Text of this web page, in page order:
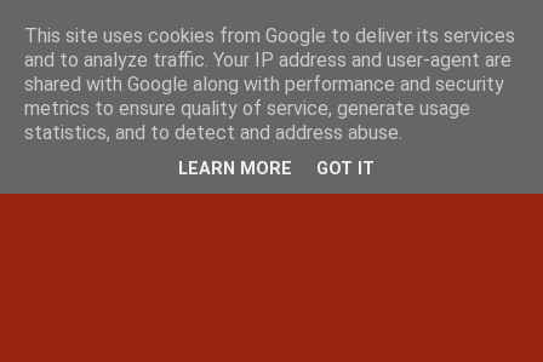
This site uses cookies from Google to deliver its services
and to analyze traffic. Your IP address and user-agent are
shared with Google along with performance and security
metrics to ensure quality of service, generate usage
statistics, and to detect and address abuse.
LEARN MORE GOT IT